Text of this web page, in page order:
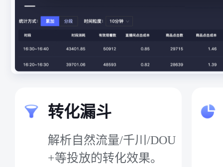
转化漏斗
解析自然流量/千川/DOU
+等投放的转化效果。